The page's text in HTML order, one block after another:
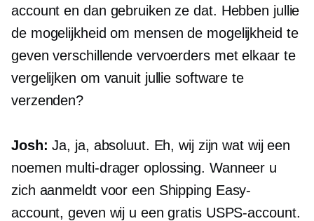
account en dan gebruiken ze dat. Hebben jullie
de mogelijkheid om mensen de mogelijkheid te
geven verschillende vervoerders met elkaar te
vergelijken om vanuit jullie software te
verzenden?
Josh: Ja, ja, absoluut. Eh, wij zijn wat wij een
noemen multi-drager oplossing. Wanneer u
zich aanmeldt voor een Shipping Easy-
account, geven wij u een gratis USPS-account.